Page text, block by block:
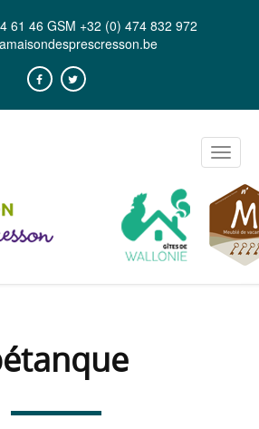
61 46 GSM +32 (0) 474 832 972
Toggle